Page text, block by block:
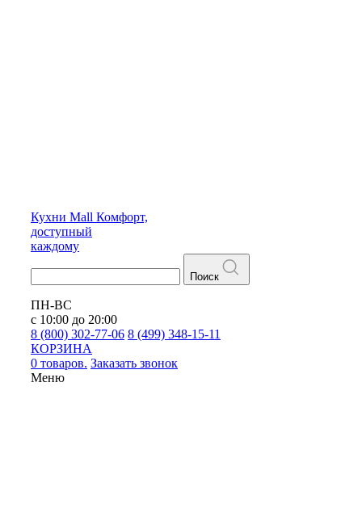
Кухни Mall Комфорт,
доступный
каждому
Поиск
ПН-ВС
с 10:00 до 20:00
8 (800) 302-77-06 8 (499) 348-15-11
КОРЗИНА
0 товаров. Заказать звонок
Меню